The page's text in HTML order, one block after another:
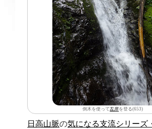
倒木を使って左岸を登る(653)
日高山脈の気になる支流シリーズ